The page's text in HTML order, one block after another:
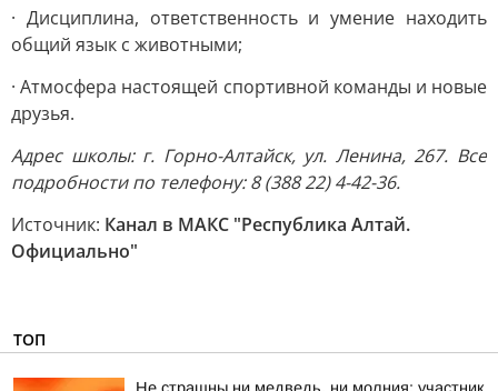
· Дисциплина, ответственность и умение находить
общий язык с животными;
· Атмосфера настоящей спортивной команды и новые
друзья.
Адрес школы: г. Горно-Алтайск, ул. Ленина, 267. Все
подробности по телефону: 8 (388 22) 4-42-36.
Источник: Канал в МАКС "Республика Алтай.
Официально"
ТОП